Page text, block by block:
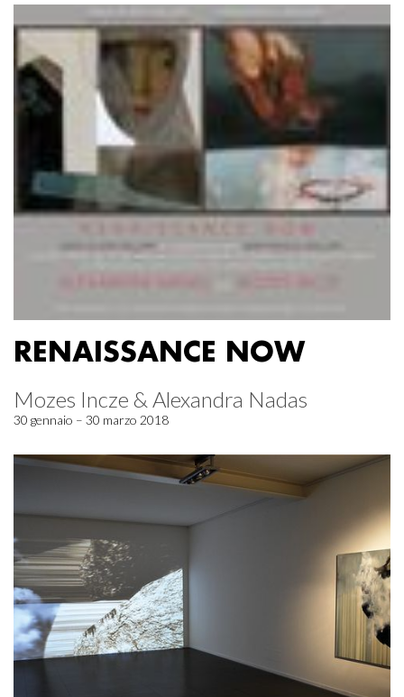
RENAISSANCE NOW
Mozes Incze & Alexandra Nadas
30 gennaio – 30 marzo 2018